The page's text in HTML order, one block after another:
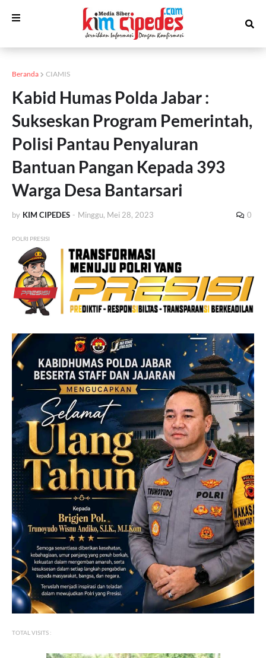
Beranda CIAMIS
Kabid Humas Polda Jabar :
Sukseskan Program Pemerintah,
Polisi Pantau Penyaluran
Bantuan Pangan Kepada 393
Warga Desa Bantarsari
by KIM CIPEDES - Minggu, Mei 28, 2023 0
POLRI PRESISI
TOTAL VISITS :